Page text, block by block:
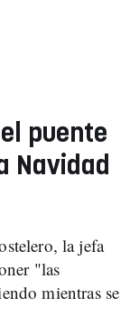
puente
Navidad
la jefa
"las
mientras se